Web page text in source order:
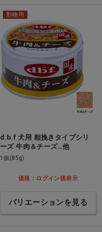
動物用
d.b.f 犬用 粗挽きタイプシリ
ーズ 牛肉＆チーズ…他
1個(85g)
価格：ログイン後表示
バリエーションを見る